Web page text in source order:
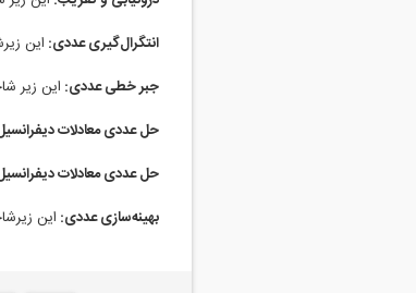
انتگرال‌گیری عددی: این
جبر خطی عددی: این زیر
حل عددی معادلات
حل عددی معادلات
بهینه‌سازی عددی: این